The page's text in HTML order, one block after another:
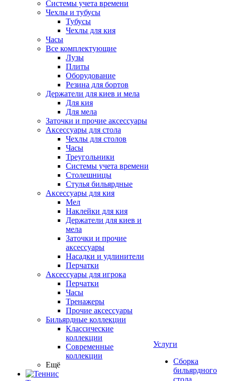
Системы учета времени
Чехлы и тубусы
Тубусы
Чехлы для кия
Часы
Все комплектующие
Лузы
Плиты
Оборудование
Резина для бортов
Держатели для киев и мела
Для кия
Для мела
Заточки и прочие аксессуары
Аксессуары для стола
Чехлы для столов
Часы
Треугольники
Системы учета времени
Столешницы
Стулья бильярдные
Аксессуары для кия
Мел
Наклейки для кия
Держатели для киев и
мела
Заточки и прочие
аксессуары
Насадки и удлинители
Перчатки
Аксессуары для игрока
Перчатки
Часы
Тренажеры
Прочие аксессуары
Бильярдные коллекции
Классические
коллекции
Современные
коллекции
Ещё
Услуги
Сборка
бильярдного
стола